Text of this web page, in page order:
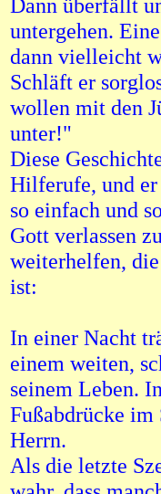
Dann überfällt
untergehen.
dann vielleicht
Schläft er
wollen mit den
unter!"
Diese
Hilferufe, und er
so einfach und
Gott verlassen
weiterhelfen,
ist:
In einer Nacht
einem weiten,
seinem Leben.
Fußabdrücke im
Herrn.
Als die letzte